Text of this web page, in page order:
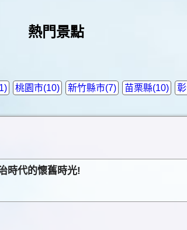
熱門景點
桃園市(10) 新竹縣市(7) 苗栗縣(10)
時代的懷舊時光!